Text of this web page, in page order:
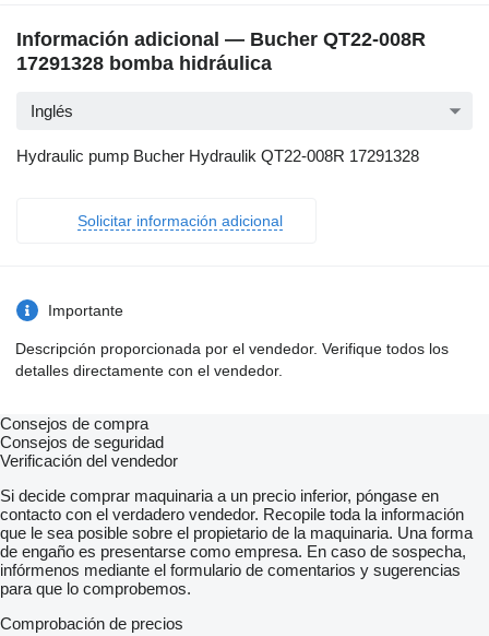
Información adicional — Bucher QT22-008R
17291328 bomba hidráulica
Inglés
Hydraulic pump Bucher Hydraulik QT22-008R 17291328
Solicitar información adicional
Importante
Descripción proporcionada por el vendedor. Verifique todos los
detalles directamente con el vendedor.
Consejos de compra
Consejos de seguridad
Verificación del vendedor
Si decide comprar maquinaria a un precio inferior, póngase en
contacto con el verdadero vendedor. Recopile toda la información
que le sea posible sobre el propietario de la maquinaria. Una forma
de engaño es presentarse como empresa. En caso de sospecha,
infórmenos mediante el formulario de comentarios y sugerencias
para que lo comprobemos.
Comprobación de precios